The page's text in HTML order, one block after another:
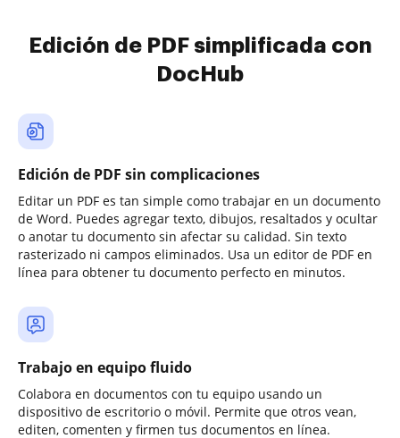
Edición de PDF simplificada con
DocHub
Edición de PDF sin complicaciones
Editar un PDF es tan simple como trabajar en un documento
de Word. Puedes agregar texto, dibujos, resaltados y ocultar
o anotar tu documento sin afectar su calidad. Sin texto
rasterizado ni campos eliminados. Usa un editor de PDF en
línea para obtener tu documento perfecto en minutos.
Trabajo en equipo fluido
Colabora en documentos con tu equipo usando un
dispositivo de escritorio o móvil. Permite que otros vean,
editen, comenten y firmen tus documentos en línea.